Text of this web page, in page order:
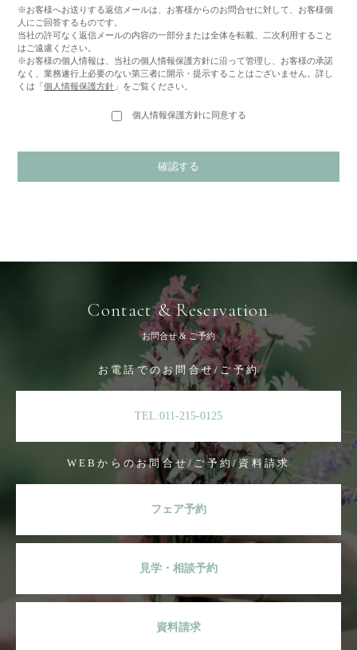
※お客様へお送りする返信メールは、お客様からのお問合せに対して、お客様個
人にご回答するものです。
当社の許可なく返信メールの内容の一部分または全体を転載、二次利用すること
はご遠慮ください。
※お客様の個人情報は、当社の個人情報保護方針に沿って管理し、お客様の承諾
なく、業務遂行上必要のない第三者に開示・提示することはございません。詳し
くは「個人情報保護方針 」をご覧ください。
個人情報保護方針に同意する
Contact & Reservation
お問合せ & ご予約
お電話でのお問合せ/ご予約
TEL:011-215-0125
WEBからのお問合せ/ご予約/資料請求
フェア予約
見学・相談予約
資料請求